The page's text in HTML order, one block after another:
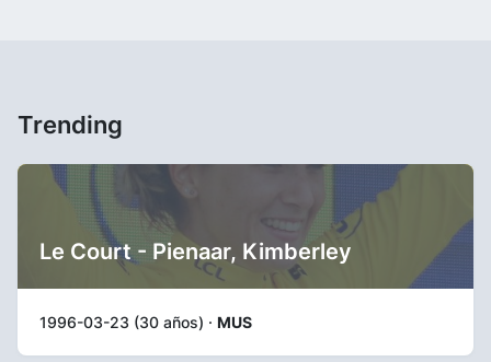
Trending
Le Court - Pienaar, Kimberley
1996-03-23 (30 años) · MUS